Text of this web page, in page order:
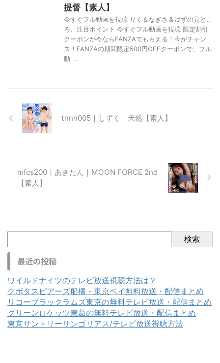
提督【素人】
今すぐフル動画を視聴 りく＆なぎさ＆ゆずの見どこ
ろ、注目ポイント 今すぐフル動画を視聴 限定割引
クーポンが今ならFANZAでもらえる！今がチャン
ス！FANZAの期間限定500円OFFクーポンで、フル
動 ...
tnnn005｜しずく｜天然【素人】
mfcs200｜あきたん｜MOON FORCE 2nd
【素人】
検索
最近の投稿
ワイルドナイツのテレビ放送視聴方法は？
クボタスピアーズ船橋・東京ベイ無料放送・配信まとめ
リコーブラックラムズ東京の無料テレビ放送・配信まとめ
グリーンロケッツ東葛の無料テレビ放送・配信まとめ
東京サントリーサンゴリアス/テレビ放送視聴方法